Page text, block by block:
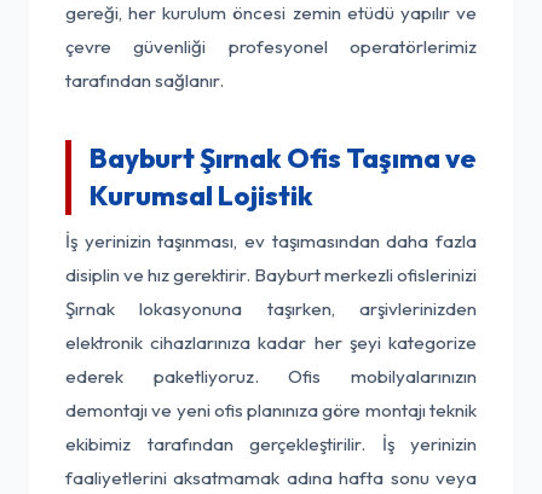
gereği, her kurulum öncesi zemin etüdü yapılır ve
çevre güvenliği profesyonel operatörlerimiz
tarafından sağlanır.
Bayburt Şırnak Ofis Taşıma ve
Kurumsal Lojistik
İş yerinizin taşınması, ev taşımasından daha fazla
disiplin ve hız gerektirir. Bayburt merkezli ofislerinizi
Şırnak lokasyonuna taşırken, arşivlerinizden
elektronik cihazlarınıza kadar her şeyi kategorize
ederek paketliyoruz. Ofis mobilyalarınızın
demontajı ve yeni ofis planınıza göre montajı teknik
ekibimiz tarafından gerçekleştirilir. İş yerinizin
faaliyetlerini aksatmamak adına hafta sonu veya